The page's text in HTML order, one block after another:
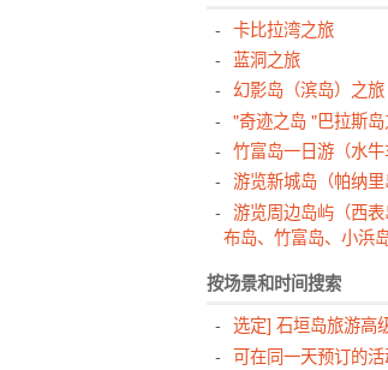
卡比拉湾之旅
蓝洞之旅
幻影岛（滨岛）之旅
"奇迹之岛 "巴拉斯
竹富岛一日游（水牛
游览新城岛（帕纳里
游览周边岛屿（西
布岛、竹富岛、小浜岛
按场景和时间搜索
选定] 石垣岛旅游高
可在同一天预订的